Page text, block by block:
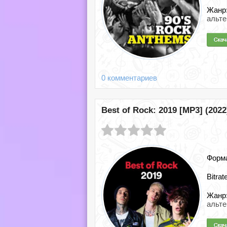
0 комментариев
Best of Rock: 2019 [MP3]